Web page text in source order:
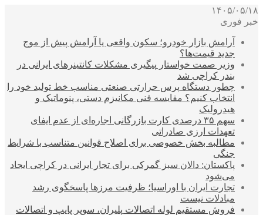
۱۴۰۵/۰۵/۱۸
خبر فوری
آرامش بازار خودرو؛ سکون واقعی یا آرامش پیش از موج
جدید قیمت‌ها؟
وزیر صمت خواستار پیگیری مشکلات کانتینرهای ایرانی در
بندر کراچی شد
چطور دستگاه پرس حرارتی صنعتی مناسب خط تولید خود را
انتخاب کنیم؟ مقایسه فنی مکانیزم دستی، پنوماتیک و
هیدرولیک
سهم ۳۵ درصدی کارت بازرگانی اجاره‌ای از عدم ایفای
تعهدات ارزی صادراتی
مطالبه بخش خصوصی برای اصلاح قوانین متناسب با شرایط
جنگی
پاکستان: دالان سبز گمرکی برای تجار ایرانی در کراچی ایجاد
می‌شود
تجارت ایران با اوراسیا؛ ظرفیت مرزها پاسخگوی رشد
مبادلات نیست
فروش مستقیم لوله اتصالات پلیران، سوپر پایپ و اتصالات